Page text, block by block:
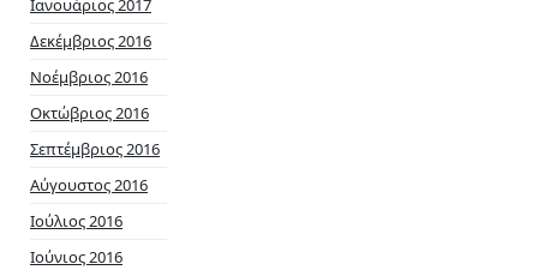
Δεκέμβριος 2016
Νοέμβριος 2016
Οκτώβριος 2016
Σεπτέμβριος 2016
Αύγουστος 2016
Ιούλιος 2016
Ιούνιος 2016